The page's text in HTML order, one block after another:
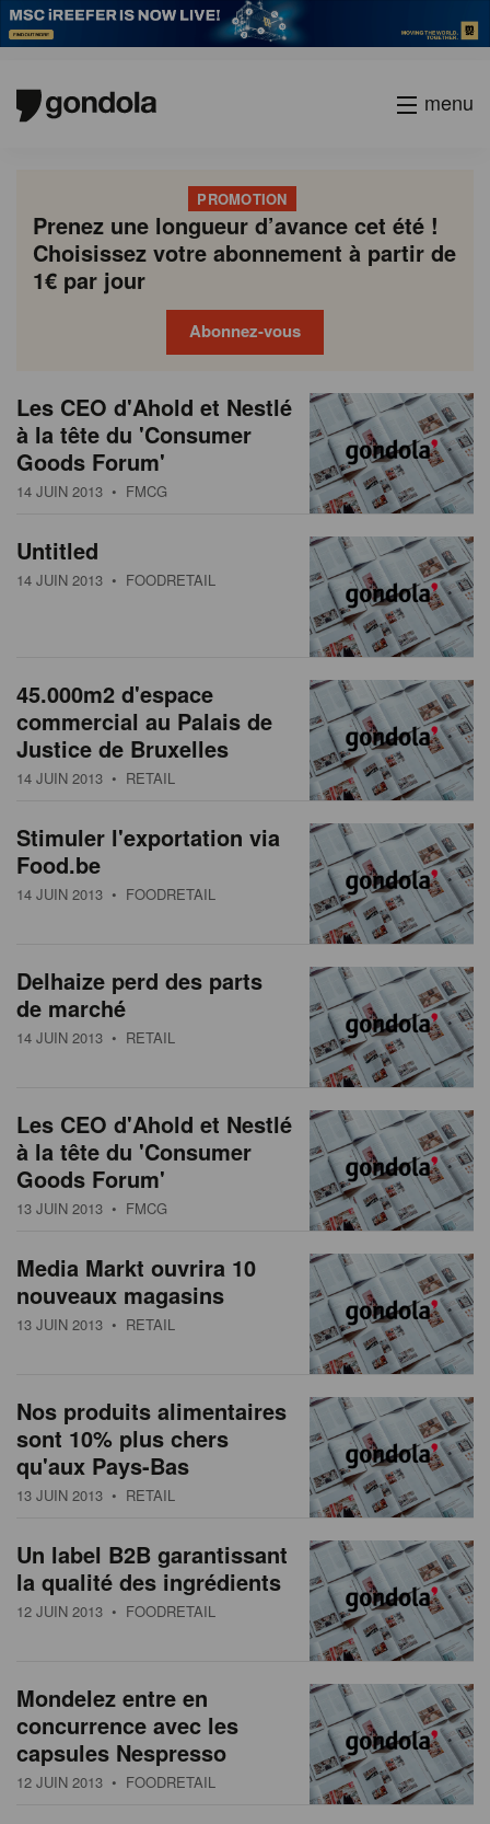
menu
PROMOTION
Prenez une longueur d’avance cet été !
Choisissez votre abonnement à partir de
1€ par jour
Abonnez-vous
N
e
w
Les CEO d'Ahold et Nestlé
à la tête du 'Consumer
Goods Forum'
14 JUIN 2013 • FMCG
Untitled
14 JUIN 2013 • FOODRETAIL
45.000m2 d'espace
commercial au Palais de
Justice de Bruxelles
14 JUIN 2013 • RETAIL
Stimuler l'exportation via
Food.be
14 JUIN 2013 • FOODRETAIL
Delhaize perd des parts
de marché
14 JUIN 2013 • RETAIL
Les CEO d'Ahold et Nestlé
à la tête du 'Consumer
Goods Forum'
13 JUIN 2013 • FMCG
Media Markt ouvrira 10
nouveaux magasins
13 JUIN 2013 • RETAIL
Nos produits alimentaires
sont 10% plus chers
qu'aux Pays-Bas
13 JUIN 2013 • RETAIL
Un label B2B garantissant
la qualité des ingrédients
12 JUIN 2013 • FOODRETAIL
Mondelez entre en
concurrence avec les
capsules Nespresso
12 JUIN 2013 • FOODRETAIL
P
a
g
i
a
t
Previous
page
Page
Page
Page
Page
Current
page
Page
Page
Page
Page
Next
page
academy
society